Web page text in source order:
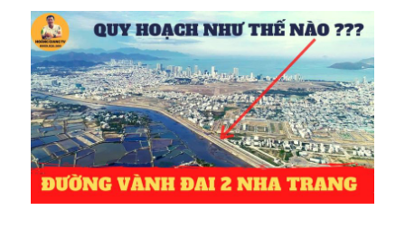
BAO
NHIÊU
GÓI
TẤT
CẢ
?
|
HOÀNG
GIANG
TV